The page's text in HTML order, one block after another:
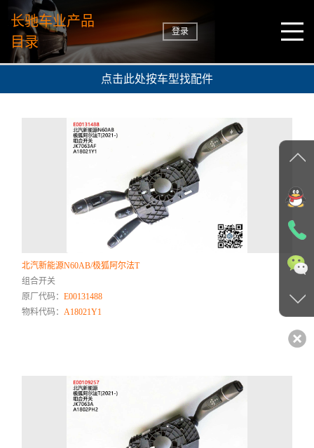
长驰车业产品
目录
登录
点击此处按车型找配件
北汽新能源N60AB/极狐阿尔法T
组合开关
原厂代码：E00131488
物料代码：A18021Y1